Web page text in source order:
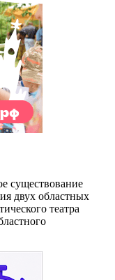
существование
двух областных
театра